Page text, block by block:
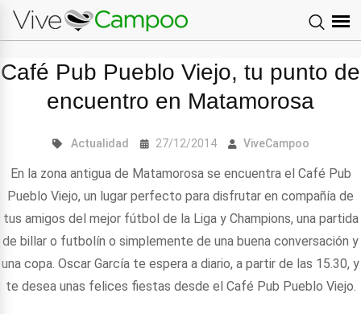
Café Pub Pueblo Viejo, tu punto de
encuentro en Matamorosa
Actualidad 27/12/2014 ViveCampoo
En la zona antigua de Matamorosa se encuentra el Café Pub
Pueblo Viejo, un lugar perfecto para disfrutar en compañía de
tus amigos del mejor fútbol de la Liga y Champions, una partida
de billar o futbolín o simplemente de una buena conversación y
una copa. Oscar García te espera a diario, a partir de las 15.30, y
te desea unas felices fiestas desde el Café Pub Pueblo Viejo.